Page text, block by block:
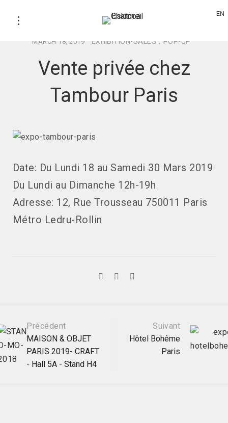
EN
MARCH 18, 2019 EXHIBITION-SALES POP-UP
Vente privée chez
Tambour Paris
Date: Du Lundi 18 au Samedi 30 Mars 2019
Du Lundi au Dimanche 12h-19h
Adresse: 12, Rue Trousseau 750011 Paris
Métro Ledru-Rollin
Précédent
MAISON & OBJET
PARIS 2019- CRAFT
- Hall 5A - Stand H4
Suivant
Hôtel Bohême
Paris